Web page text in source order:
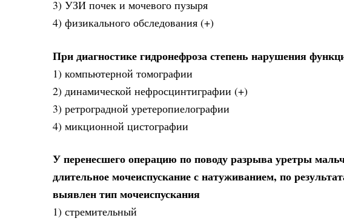
3) УЗИ почек и мочевого пузыря
4) физикального обследования (+)
При диагностике гидронефроза степень нарушения
1) компьютерной томографии
2) динамической нефросцинтиграфии (+)
3) ретроградной уретеропиелографии
4) микционной цистографии
У перенесшего операцию по поводу разрыва уретры
длительное мочеиспускание с натуживанием, по
выявлен тип мочеиспускания
1) стремительный